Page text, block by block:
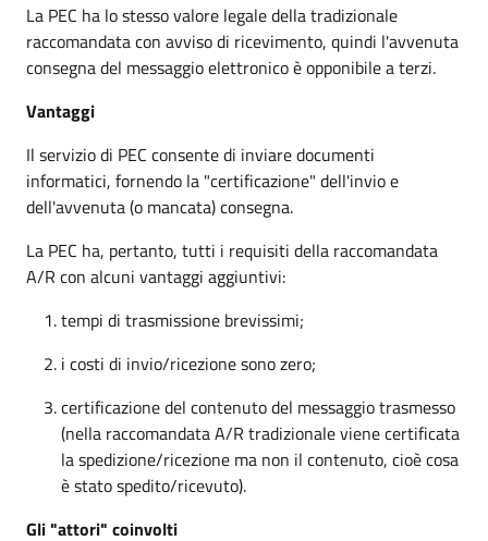
La PEC ha lo stesso valore legale della tradizionale
raccomandata con avviso di ricevimento, quindi l'avvenuta
consegna del messaggio elettronico è opponibile a terzi.
Vantaggi
Il servizio di PEC consente di inviare documenti
informatici, fornendo la "certificazione" dell'invio e
dell'avvenuta (o mancata) consegna.
La PEC ha, pertanto, tutti i requisiti della raccomandata
A/R con alcuni vantaggi aggiuntivi:
tempi di trasmissione brevissimi;
i costi di invio/ricezione sono zero;
certificazione del contenuto del messaggio trasmesso
(nella raccomandata A/R tradizionale viene certificata
la spedizione/ricezione ma non il contenuto, cioè cosa
è stato spedito/ricevuto).
Gli "attori" coinvolti